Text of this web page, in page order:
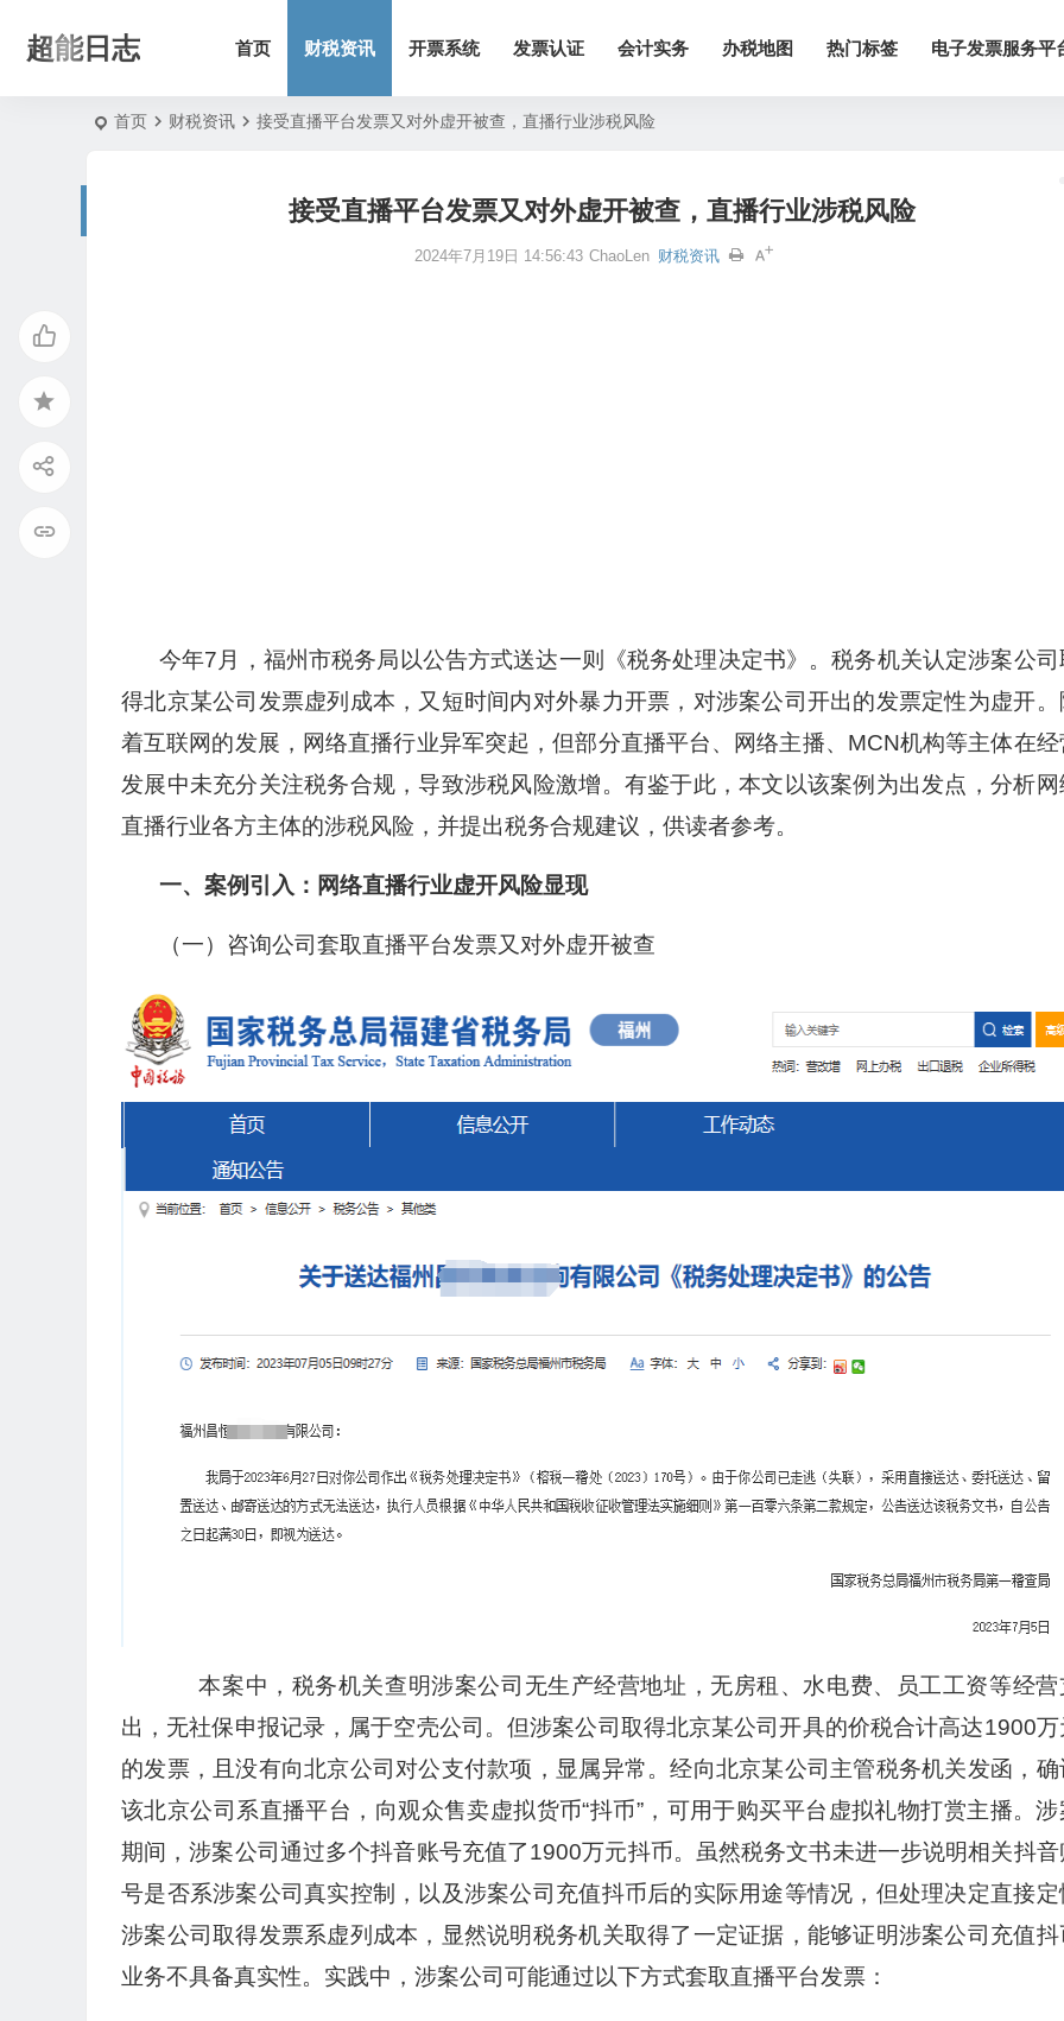
超能日志 首页 财税资讯 开票系统 发票认证 会计实务 办税地图 热门标签 电子发票服务平
首页 财税资讯 接受直播平台发票又对外虚开被查，直播行业涉税风险
接受直播平台发票又对外虚开被查，直播行业涉税风险
2024年7月19日 14:56:43 ChaoLen 财税资讯
今年7月，福州市税务局以公告方式送达一则《税务处理决定书》。税务机关认定涉案公司
得北京某公司发票虚列成本，又短时间内对外暴力开票，对涉案公司开出的发票定性为虚开。
着互联网的发展，网络直播行业异军突起，但部分直播平台、网络主播、MCN机构等主体在经
发展中未充分关注税务合规，导致涉税风险激增。有鉴于此，本文以该案例为出发点，分析网
直播行业各方主体的涉税风险，并提出税务合规建议，供读者参考。
一、案例引入：网络直播行业虚开风险显现
（一）咨询公司套取直播平台发票又对外虚开被查
本案中，税务机关查明涉案公司无生产经营地址，无房租、水电费、员工工资等经营
出，无社保申报记录，属于空壳公司。但涉案公司取得北京某公司开具的价税合计高达1900万
的发票，且没有向北京公司对公支付款项，显属异常。经向北京某公司主管税务机关发函，确
该北京公司系直播平台，向观众售卖虚拟货币“抖币”，可用于购买平台虚拟礼物打赏主播。涉
期间，涉案公司通过多个抖音账号充值了1900万元抖币。虽然税务文书未进一步说明相关抖音
号是否系涉案公司真实控制，以及涉案公司充值抖币后的实际用途等情况，但处理决定直接定
涉案公司取得发票系虚列成本，显然说明税务机关取得了一定证据，能够证明涉案公司充值抖
业务不具备真实性。实践中，涉案公司可能通过以下方式套取直播平台发票：